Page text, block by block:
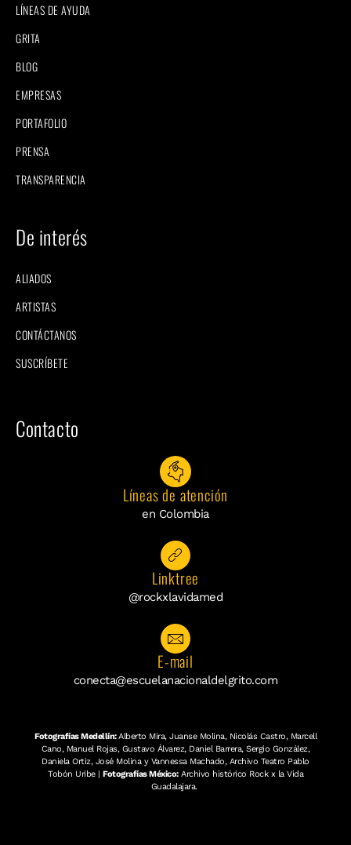
LÍNEAS DE AYUDA
GRITA
BLOG
EMPRESAS
PORTAFOLIO
PRENSA
TRANSPARENCIA
De interés
ALIADOS
ARTISTAS
CONTÁCTANOS
SUSCRÍBETE
Contacto
Líneas de atención
en Colombia
Linktree
@rockxlavidamed
E-mail
conecta@escuelanacionaldelgrito.com
Fotografías Medellín:Alberto Mira, Juanse Molina, Nicolás Castro, Marcell
Cano, Manuel Rojas, Gustavo Álvarez, Daniel Barrera, Sergio González,
Daniela Ortiz, José Molina y Vannessa Machado, Archivo Teatro Pablo
Tobón Uribe | Fotografías México:Archivo histórico Rock x la Vida
Guadalajara.